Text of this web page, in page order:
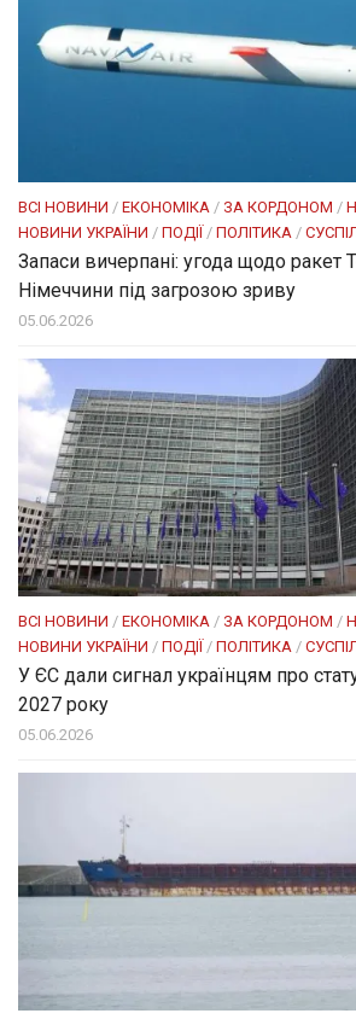
ВСІ НОВИНИ / ЕКОНОМІКА / ЗА КОРДОНОМ /
НОВИНИ УКРАЇНИ / ПОДІЇ / ПОЛІТИКА /
Запаси вичерпані: угода щодо ракет
Німеччини під загрозою зриву
05.06.2026
ВСІ НОВИНИ / ЕКОНОМІКА / ЗА КОРДОНОМ /
НОВИНИ УКРАЇНИ / ПОДІЇ / ПОЛІТИКА /
У ЄС дали сигнал українцям про
2027 року
05.06.2026